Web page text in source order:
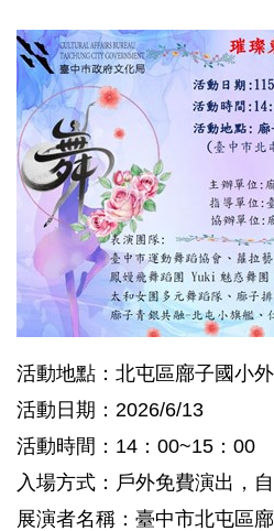
活動地點：北屯區廍子國小
活動日期：2026/6/13
活動時間：14：00~15：00
入場方式：戶外免費演出，自
展演者名稱：臺中市北屯區